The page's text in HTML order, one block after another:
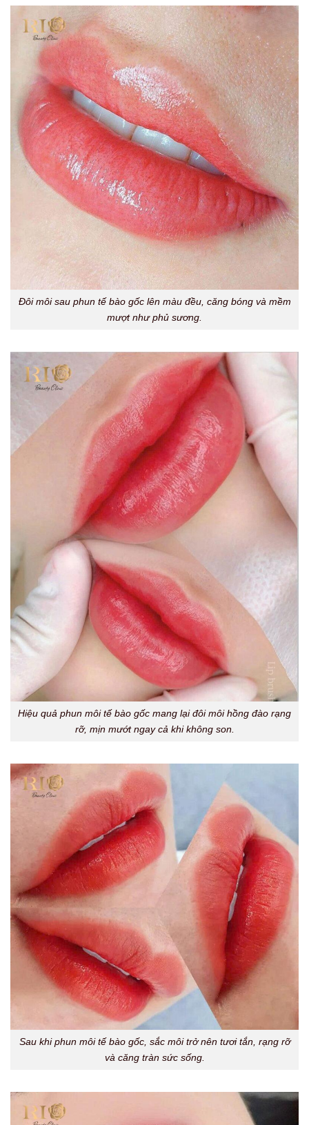
Đôi môi sau phun tế bào gốc lên màu đều, căng bóng và mềm
mượt như phủ sương.
Hiệu quả phun môi tế bào gốc mang lại đôi môi hồng đào rạng
rỡ, mịn mướt ngay cả khi không son.
Sau khi phun môi tế bào gốc, sắc môi trở nên tươi tắn, rạng rỡ
và căng tràn sức sống.